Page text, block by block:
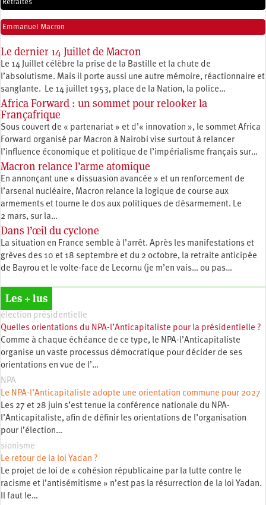
Retraites
Emmanuel Macron
Le dernier 14 Juillet de Macron
Le 14 Juillet célèbre la prise de la Bastille et la chute de
l’absolutisme. Mais il porte aussi une autre mémoire, réactionnaire et
sanglante. Le 14 juillet 1953, place de la Nation, la police…
Africa Forward : un sommet pour relooker la
Françafrique
Sous couvert de « partenariat » et d’« innovation », le sommet Africa
Forward organisé par Macron à Nairobi vise surtout à relancer
l’influence économique et politique de l’impérialisme français sur…
Macron relance l’arme atomique
En annonçant une « dissuasion avancée » et un renforcement de
l’arsenal nucléaire, Macron relance la logique de course aux
armements et tourne le dos aux politiques de désarmement. Le
2 mars, sur la…
Dans l’œil du cyclone
La situation en France semble à l’arrêt. Après les manifestations et
grèves des 10 et 18 septembre et du 2 octobre, la retraite anticipée
de Bayrou et le volte-face de Lecornu (je m’en vais… ou pas…
Les + lus
élection présidentielle
Quelles orientations du NPA-l’Anticapitaliste pour la présidentielle ?
Comme à chaque échéance de ce type, le NPA-l’Anticapitaliste
organise un vaste processus démocratique pour décider de ses
orientations en vue de l’…
NPA
Le NPA-l’Anticapitaliste adopte une orientation commune pour 2027
Les 27 et 28 juin s’est tenue la conférence nationale du NPA-
l’Anticapitaliste, afin de définir les orientations de l’organisation
pour l’élection…
sionisme
Le retour de la loi Yadan ?
Le projet de loi de « cohésion républicaine par la lutte contre le
racisme et l’antisémitisme » n’est pas la résurrection de la loi Yadan.
Il faut le…